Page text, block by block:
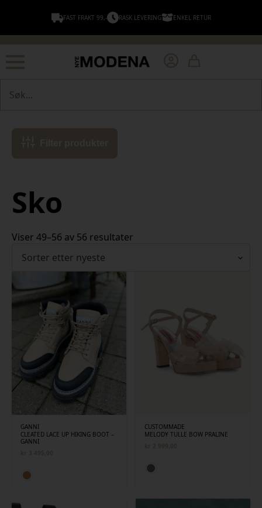
FAST FRAKT 99,- RASK LEVERING ENKEL RETUR
Sko
Viser 49–56 av 56 resultater
GANNI
CLEATED LACE UP HIKING BOOT –
GANNI
CUSTOMMADE
MELODY TULLE BOW PRALINE